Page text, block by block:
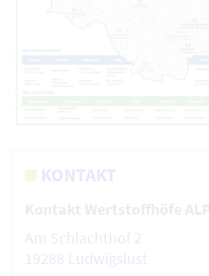
KONTAKT
Am Schlachthof 2
19288 Ludwigslust